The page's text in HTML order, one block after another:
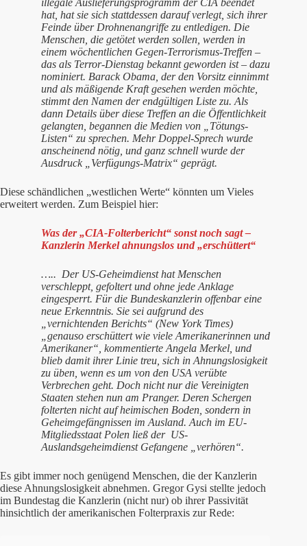
hat, hat sie sich stattdessen darauf verlegt, sich ihrer
Feinde über Drohnenangriffe zu entledigen. Die
Menschen, die getötet werden sollen, werden in
einem wöchentlichen Gegen-Terrorismus-Treffen –
das als Terror-Dienstag bekannt geworden ist – dazu
nominiert. Barack Obama, der den Vorsitz einnimmt
und als mäßigende Kraft gesehen werden möchte,
stimmt den Namen der endgültigen Liste zu. Als
dann Details über diese Treffen an die Öffentlichkeit
gelangten, begannen die Medien von „Tötungs-
Listen“ zu sprechen. Mehr Doppel-Sprech wurde
anscheinend nötig, und ganz schnell wurde der
Ausdruck „Verfügungs-Matrix“ geprägt.
Diese schändlichen „westlichen Werte“ könnten um Vieles
erweitert werden. Zum Beispiel hier:
Was der „CIA-Folterbericht“ sonst noch sagt –
Kanzlerin Merkel ahnungslos und „erschüttert“
….. Der US-Geheimdienst hat Menschen
verschleppt, gefoltert und ohne jede Anklage
eingesperrt. Für die Bundeskanzlerin offenbar eine
neue Erkenntnis. Sie sei aufgrund des
„vernichtenden Berichts“ (New York Times)
„genauso erschüttert wie viele Amerikanerinnen und
Amerikaner“, kommentierte Angela Merkel, und
blieb damit ihrer Linie treu, sich in Ahnungslosigkeit
zu üben, wenn es um von den USA verübte
Verbrechen geht. Doch nicht nur die Vereinigten
Staaten stehen nun am Pranger. Deren Schergen
folterten nicht auf heimischen Boden, sondern in
Geheimgefängnissen im Ausland. Auch im EU-
Mitgliedsstaat Polen ließ der US-
Auslandsgeheimdienst Gefangene „verhören“.
Es gibt immer noch genügend Menschen, die der Kanzlerin
diese Ahnungslosigkeit abnehmen. Gregor Gysi stellte jedoch
im Bundestag die Kanzlerin (nicht nur) ob ihrer Passivität
hinsichtlich der amerikanischen Folterpraxis zur Rede: